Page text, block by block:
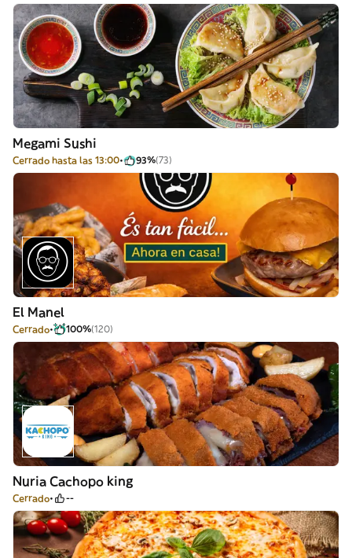
Megami Sushi
Cerrado hasta las 13:00 93%(73)
El Manel
Cerrado 100%(120)
Nuria Cachopo king
Cerrado --